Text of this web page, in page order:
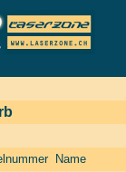
Name